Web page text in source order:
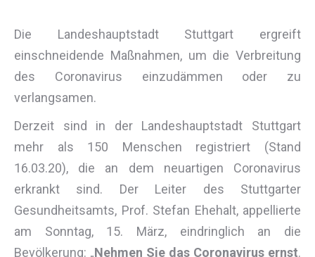
Die Landeshauptstadt Stuttgart ergreift
einschneidende Maßnahmen, um die Verbreitung
des Coronavirus einzudämmen oder zu
verlangsamen.
Derzeit sind in der Landeshauptstadt Stuttgart
mehr als 150 Menschen registriert (Stand
16.03.20), die an dem neuartigen Coronavirus
erkrankt sind. Der Leiter des Stuttgarter
Gesundheitsamts, Prof. Stefan Ehehalt, appellierte
am Sonntag, 15. März, eindringlich an die
Bevölkerung: „Nehmen Sie das Coronavirus ernst.